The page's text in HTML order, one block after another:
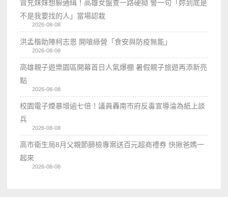
冒充妹妹想躲通緝！高雄女盤查一路硬拗 警一句「妳到底是
不是我要找的人」當場認栽
2026-08-08
洪孟楷助陣柯志恩 開嗆綠營「食安與防疫無能」
2026-08-08
高雄親子遊樂園區開幕首日人氣爆棚 暑假親子旅遊再添新亮
點
2026-08-08
校園電子煙暴增逾七倍！議員轟南市府反毒宣導淪為紙上談
兵
2026-08-08
高市衛生局8月父親節篩檢專案送百元超商禮券 快揪爸媽一
起來
2026-08-08